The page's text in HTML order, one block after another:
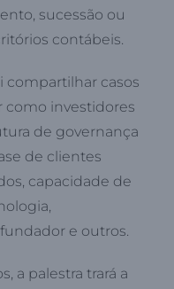
sucessão ou
contábeis.
compartilhar casos
como investidores
de governança
de clientes
capacidade de
e outros.
a palestra trará a